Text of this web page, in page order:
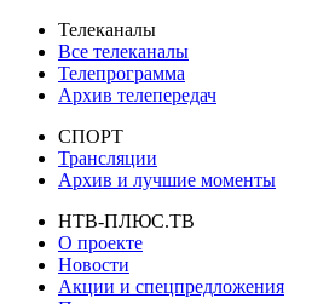
Телеканалы
Все телеканалы
Телепрограмма
Архив телепередач
СПОРТ
Трансляции
Архив и лучшие моменты
НТВ-ПЛЮС.ТВ
О проекте
Новости
Акции и спецпредложения